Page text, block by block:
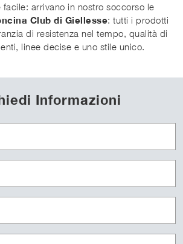
arrivano in nostro soccorso le
Club di Giellesse: tutti i prodotti
di resistenza nel tempo, qualità di
linee decise e uno stile unico.
Informazioni